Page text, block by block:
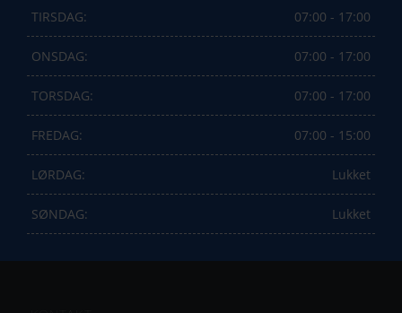
TIRSDAG: 07:00 - 17:00
ONSDAG: 07:00 - 17:00
TORSDAG: 07:00 - 17:00
FREDAG: 07:00 - 15:00
LØRDAG: Lukket
SØNDAG: Lukket